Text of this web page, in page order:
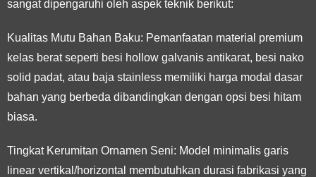
sangat dipengaruhi oleh aspek teknik berikut:
Kualitas Mutu Bahan Baku: Pemanfaatan material premium
kelas berat seperti besi hollow galvanis antikarat, besi nako
solid padat, atau baja stainless memiliki harga modal dasar
bahan yang berbeda dibandingkan dengan opsi besi hitam
biasa.
Tingkat Kerumitan Ornamen Seni: Model minimalis garis
linear vertikal/horizontal membutuhkan durasi fabrikasi yang